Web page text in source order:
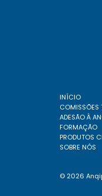
INÍCIO
COMISSÕES
ADESÃO À
FORMAÇÃO
PRODUTOS
SOBRE NÓS
© 2026